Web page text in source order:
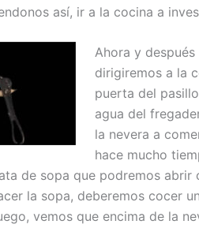
así, ir a la cocina a
Ahora y
dirigiremos a la
puerta del
agua del
la nevera a
hace mucho
de sopa que podremos
la sopa, deberemos cocer
vemos que encima de la